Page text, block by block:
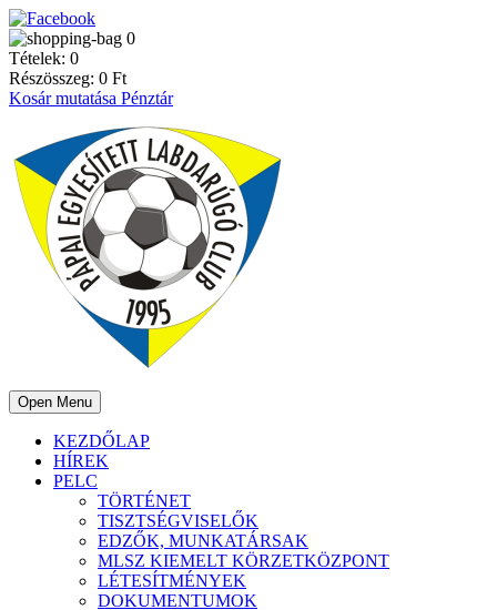
0
Tételek: 0
Részösszeg: 0 Ft
Kosár mutatása Pénztár
Open Menu
KEZDŐLAP
HÍREK
PELC
TÖRTÉNET
TISZTSÉGVISELŐK
EDZŐK, MUNKATÁRSAK
MLSZ KIEMELT KÖRZETKÖZPONT
LÉTESÍTMÉNYEK
DOKUMENTUMOK